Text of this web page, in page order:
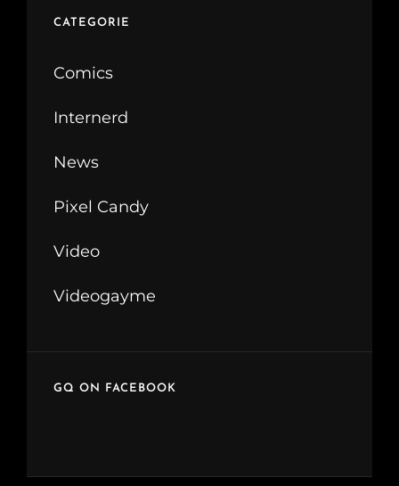
CATEGORIE
Comics
Internerd
News
Pixel Candy
Video
Videogayme
GQ ON FACEBOOK